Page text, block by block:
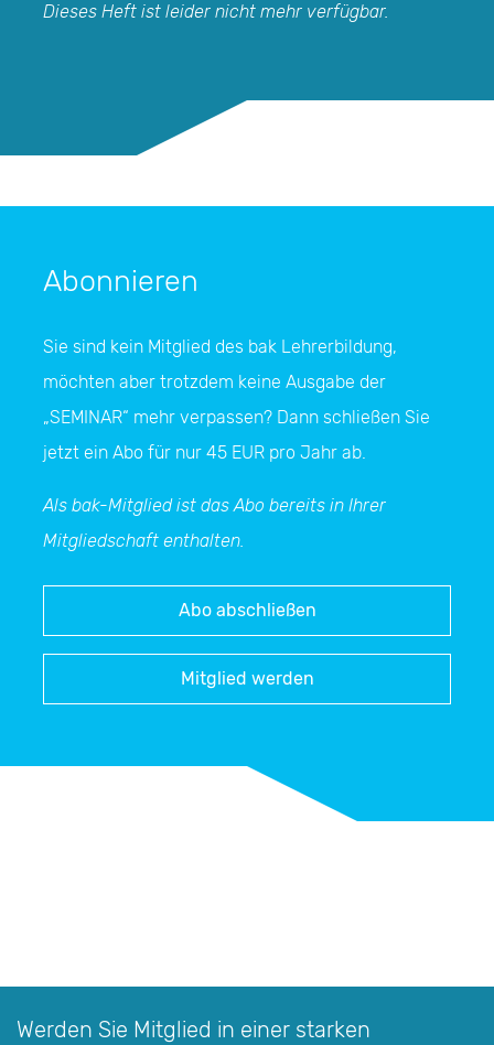
Dieses Heft ist leider nicht mehr verfügbar.
Abonnieren
Sie sind kein Mitglied des bak Lehrerbildung,
möchten aber trotzdem keine Ausgabe der
„SEMINAR“ mehr verpassen? Dann schließen Sie
jetzt ein Abo für nur 45 EUR pro Jahr ab.
Als bak-Mitglied ist das Abo bereits in Ihrer
Mitgliedschaft enthalten.
Abo abschließen
Mitglied werden
Werden Sie Mitglied in einer starken